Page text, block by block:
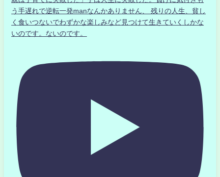
う手遅れで逆転一発manなんかありません、 残りの人生、貧し
く食いつないでわずかな楽しみなど見つけて生きていくしかな
いのです。ないのです。